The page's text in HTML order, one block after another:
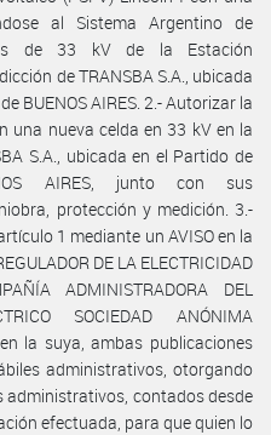
al Sistema Argentino de
de 33 kV de la Estación
de TRANSBA S.A., ubicada
BUENOS AIRES. 2.- Autorizar la
una nueva celda en 33 kV en la
S.A., ubicada en el Partido de
AIRES, junto con sus
protección y medición. 3.-
1 mediante un AVISO en la
DE LA ELECTRICIDAD
ADMINISTRADORA DEL
SOCIEDAD ANÓNIMA
la suya, ambas publicaciones
administrativos, otorgando
administrativos, contados desde
efectuada, para que quien lo